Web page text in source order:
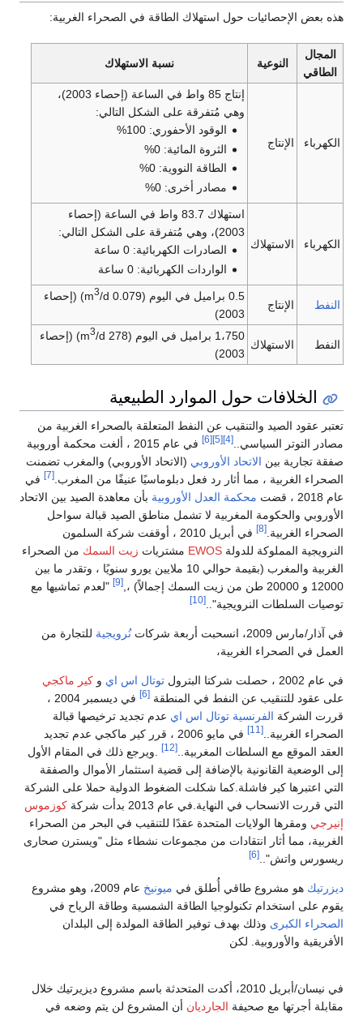
هذه بعض الإحصائيات حول استهلاك الطاقة في الصحراء الغربية:
المجال
الطاقي
النوعية نسبة الاستهلاك
الكهرباء الإنتاج
إنتاج 85 واط في الساعة (إحصاء 2003)،
وهي مُتفرقة على الشكل التالي:
الوقود الأحفوري: 100%
الثروة المائية: 0%
الطاقة النووية: 0%
مصادر أخرى: 0%
الكهرباء الاستهلاك
استهلاك 83.7 واط في الساعة (إحصاء
2003)، وهي مُتفرقة على الشكل التالي:
الصادرات الكهربائية: 0 ساعة
الواردات الكهربائية: 0 ساعة
النفط الإنتاج
0.5 براميل في اليوم (0.079 m 3
/d) (إحصاء
2003)
النفط الاستهلاك
1،750 براميل في اليوم (278 m 3
/d) (إحصاء
2003)
الخلافات حول الموارد الطبيعية
تعتبر عقود الصيد والتنقيب عن النفط المتعلقة بالصحراء الغربية من
مصادر التوتر السياسي..[4]
[5]
[6]
في عام 2015 ، ألغت محكمة أوروبية
صفقة تجارية بين الاتحاد الأوروبي (الاتحاد الأوروبي) والمغرب تضمنت
الصحراء الغربية ، مما أثار رد فعل دبلوماسيًا عنيفًا من المغرب.[7]
في
عام 2018 ، قضت
محكمة العدل الأوروبية بأن معاهدة الصيد بين الاتحاد
الأوروبي والحكومة المغربية لا تشمل مناطق الصيد قبالة سواحل
الصحراء الغربية.[8]
في أبريل 2010 ، أوقفت شركة السلمون
النرويجية المملوكة للدولة EWOS مشتريات زيت السمك من الصحراء
الغربية والمغرب (بقيمة حوالي 10 ملايين يورو سنويًا ، وتقدر ما بين
12000 و 20000 طن من زيت السمك إجمالاً) ،,
[9]
"لعدم تماشيها مع
توصيات السلطات النرويجية"..[10]
في آذار/مارس 2009، انسحبت أربعة شركات نُرويجية للتجارة من
العمل في الصحراء الغربية،
في عام 2002 ، حصلت شركتا البترول توتال اس اي و كير ماكجي
على عقود للتنقيب عن النفط في المنطقة [6]
في ديسمبر 2004 ،
قررت الشركة الفرنسية توتال اس اي عدم تجديد ترخيصها قبالة
الصحراء الغربية..[11]
في مايو 2006 ، قرر كير ماكجي عدم تجديد
العقد الموقع مع السلطات المغربية..[12]
.ويرجع ذلك في المقام الأول
إلى الوضعية القانونية بالإضافة إلى قضية استثمار الأموال والصفقة
التي اعتبرها كير فاشلة.كما شكلت الضغوط الدولية حملا على الشركة
التي قررت الانسحاب في النهاية.في عام 2013 بدأت شركة
كوزموس
إنيرجي ومقرها الولايات المتحدة عقدًا للتنقيب في البحر من الصحراء
الغربية، مما أثار انتقادات من مجموعات نشطاء مثل "ويسترن صحارى
ريسورس واتش"..[6]
ديزرتيك هو مشروع طاقي أُطلق في ميونيخ
عام 2009، وهو مشروع
يقوم على استخدام تكنولوجيا الطاقة الشمسية وطاقة الرياح في
الصحراء الكبرى وذلك بهدف توفير الطاقة المولدة إلى البلدان
الأفريقية والأوروبية. لكن
في نيسان/أبريل 2010، أكدت المتحدثة باسم مشروع ديزيرتيك خلال
مقابلة أجرتها مع صحيفة الجارديان أن المشروع لن يتم وضعه في